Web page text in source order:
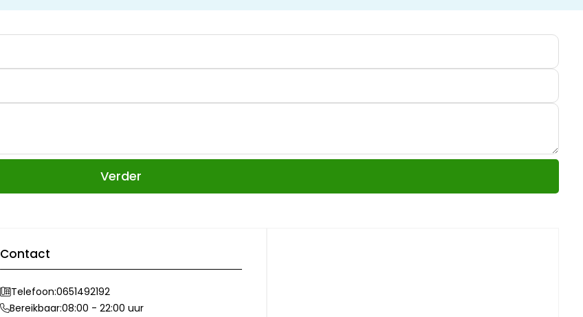
Verder
Contact
Telefoon:0651492192
Bereikbaar:08:00 - 22:00 uur